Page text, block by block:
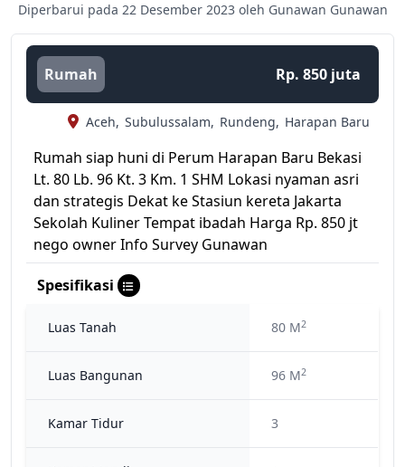
Diperbarui pada 22 Desember 2023 oleh Gunawan Gunawan
Rumah Rp. 850 juta
Aceh, Subulussalam, Rundeng, Harapan Baru
Rumah siap huni di Perum Harapan Baru Bekasi
Lt. 80 Lb. 96 Kt. 3 Km. 1 SHM Lokasi nyaman asri
dan strategis Dekat ke Stasiun kereta Jakarta
Sekolah Kuliner Tempat ibadah Harga Rp. 850 jt
nego owner Info Survey Gunawan
Spesifikasi
Luas Tanah 80 M2
Luas Bangunan 96 M2
Kamar Tidur 3